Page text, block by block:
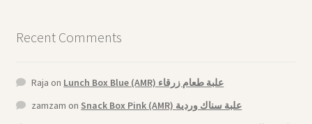
Recent Comments
Raja on
Lunch Box Blue (AMR) علبة طعام زرقاء
zamzam on
Snack Box Pink (AMR) علبة سناك وردية